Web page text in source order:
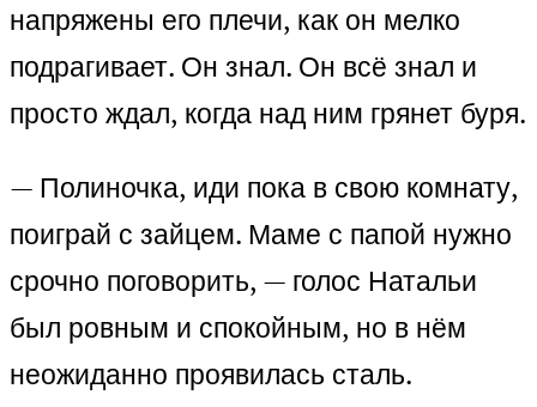
напряжены его плечи, как он мелко
подрагивает. Он знал. Он всё знал и
просто ждал, когда над ним грянет буря.
— Полиночка, иди пока в свою комнату,
поиграй с зайцем. Маме с папой нужно
срочно поговорить, — голос Натальи
был ровным и спокойным, но в нём
неожиданно проявилась сталь.